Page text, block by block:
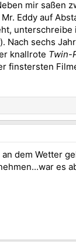
mir saßen
Eddy auf
unterschreibe
). Nach sechs
knallrote Twin-
finstersten
dem Wetter
es